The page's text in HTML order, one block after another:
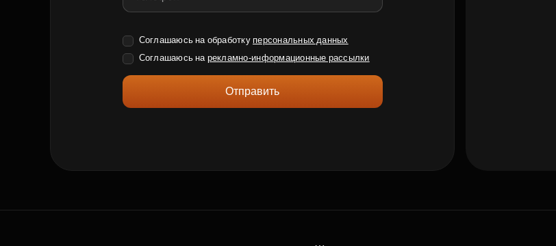
Соглашаюсь на обработку персональных данных
Соглашаюсь на рекламно-информационные рассылки
Отправить